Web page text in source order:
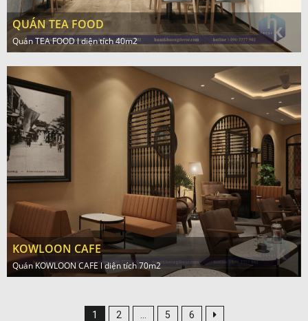
QUÁN TEA FOOD
Quán TEA FOOD l diện tích 40m2
KOWLOON CAFE
Quán KOWLOON CAFE l diện tích 70m2
1 2 5 6